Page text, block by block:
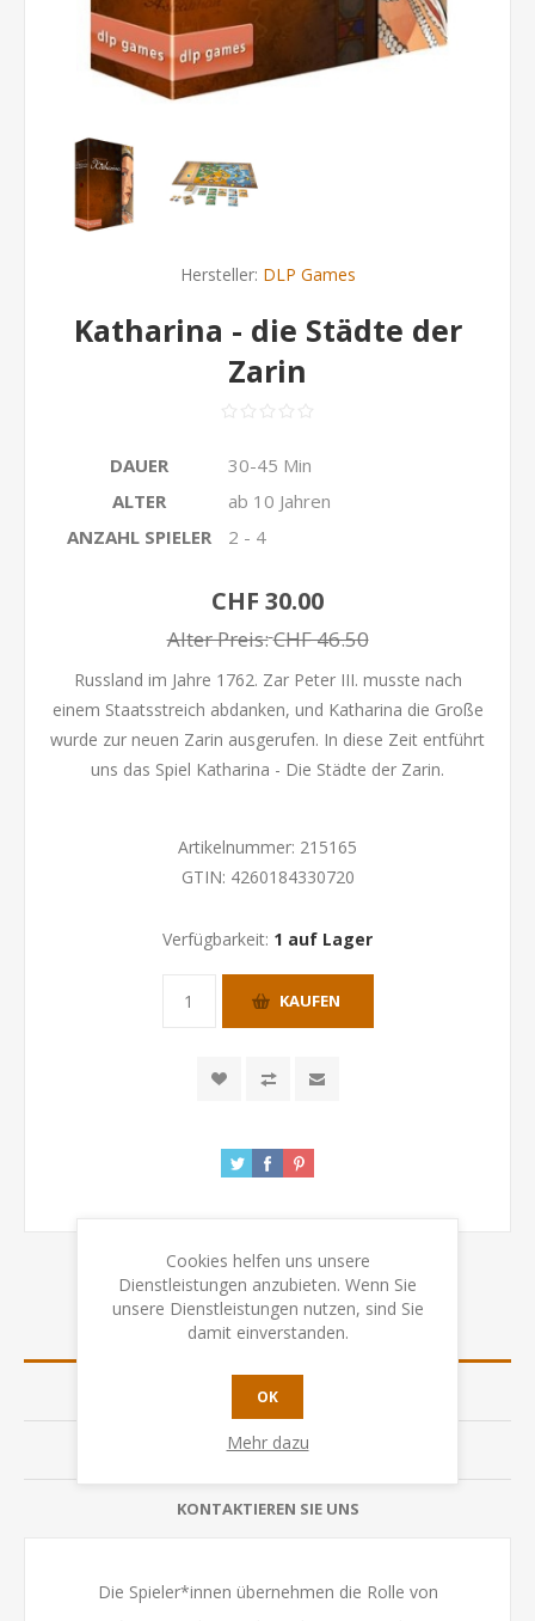
Hersteller: DLP Games
Katharina - die Städte der
Zarin
DAUER
30-45 Min
ALTER
ab 10 Jahren
ANZAHL SPIELER
2 - 4
CHF 30.00
Alter Preis:CHF 46.50
Russland im Jahre 1762. Zar Peter III. musste nach
einem Staatsstreich abdanken, und Katharina die Große
wurde zur neuen Zarin ausgerufen. In diese Zeit entführt
uns das Spiel Katharina - Die Städte der Zarin.
Artikelnummer: 215165
GTIN: 4260184330720
Verfügbarkeit: 1 auf Lager
KAUFEN
ÜBERSICHT
SPEZIFIKATION
BEWERTUNGEN
KONTAKTIEREN SIE UNS
Die Spieler*innen übernehmen die Rolle von
Cookies helfen uns unsere
Dienstleistungen anzubieten. Wenn Sie
unsere Dienstleistungen nutzen, sind Sie
damit einverstanden.
OK
Mehr dazu